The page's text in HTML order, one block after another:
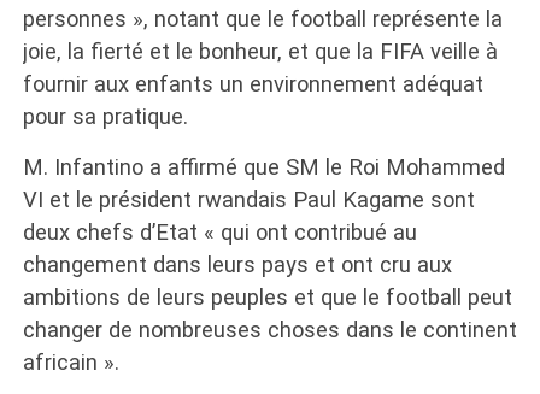
personnes », notant que le football représente la
joie, la fierté et le bonheur, et que la FIFA veille à
fournir aux enfants un environnement adéquat
pour sa pratique.
M. Infantino a affirmé que SM le Roi Mohammed
VI et le président rwandais Paul Kagame sont
deux chefs d’Etat « qui ont contribué au
changement dans leurs pays et ont cru aux
ambitions de leurs peuples et que le football peut
changer de nombreuses choses dans le continent
africain ».